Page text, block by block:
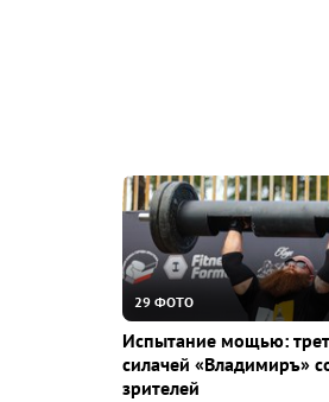
29 ФОТО
Испытание мощью:
силачей «Владимиръ»
зрителей